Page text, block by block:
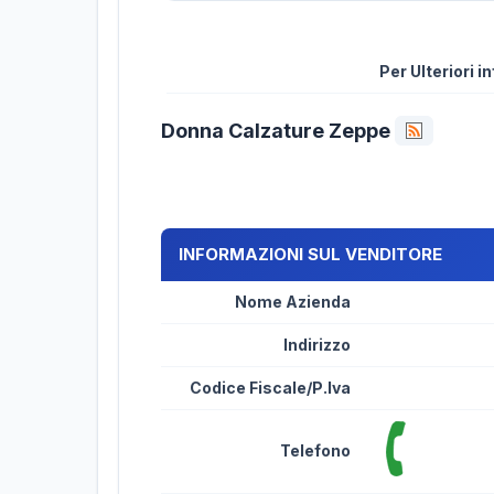
Per Ulteriori
Donna Calzature Zeppe
INFORMAZIONI SUL VENDITORE
Nome Azienda
Indirizzo
Codice Fiscale/P.Iva
Telefono